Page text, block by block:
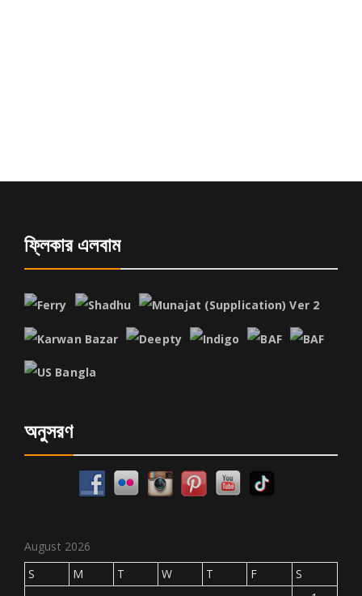
ফ্লিকার এলবাম
অনুসরণ
August 2026
S
M T W T F
S